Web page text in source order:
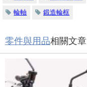
輪軸 鍛造輪框
零件與用品相關文章